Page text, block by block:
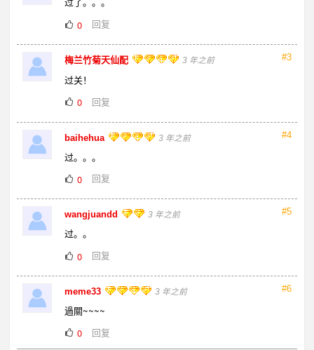
0
回复
#3
梅兰竹菊天仙配 3 年之前
过关！
0
回复
#4
baihehua 3 年之前
过。。。
0
回复
#5
wangjuandd 3 年之前
过。。
0
回复
#6
meme33 3 年之前
過關~~~~
0
回复